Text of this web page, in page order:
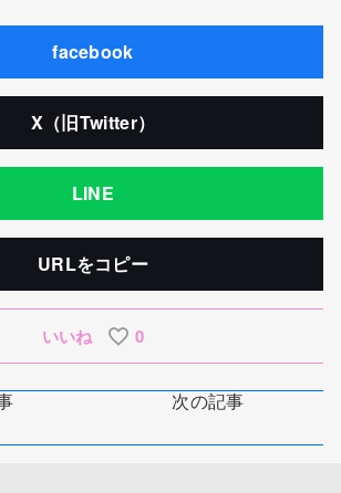
facebook
X（旧Twitter）
LINE
URLをコピー
いいね 0
次の記事